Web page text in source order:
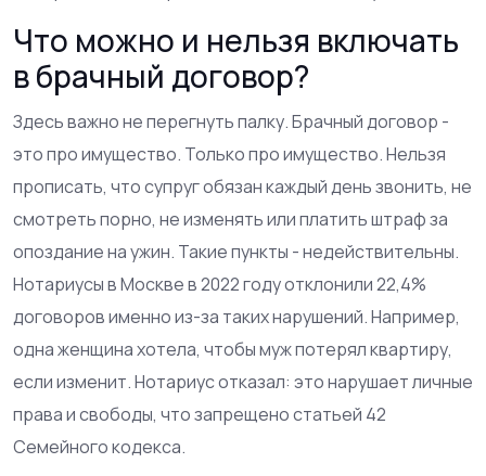
Что можно и нельзя включать
в брачный договор?
Здесь важно не перегнуть палку. Брачный договор -
это про имущество. Только про имущество. Нельзя
прописать, что супруг обязан каждый день звонить, не
смотреть порно, не изменять или платить штраф за
опоздание на ужин. Такие пункты - недействительны.
Нотариусы в Москве в 2022 году отклонили 22,4%
договоров именно из-за таких нарушений. Например,
одна женщина хотела, чтобы муж потерял квартиру,
если изменит. Нотариус отказал: это нарушает личные
права и свободы, что запрещено статьей 42
Семейного кодекса.